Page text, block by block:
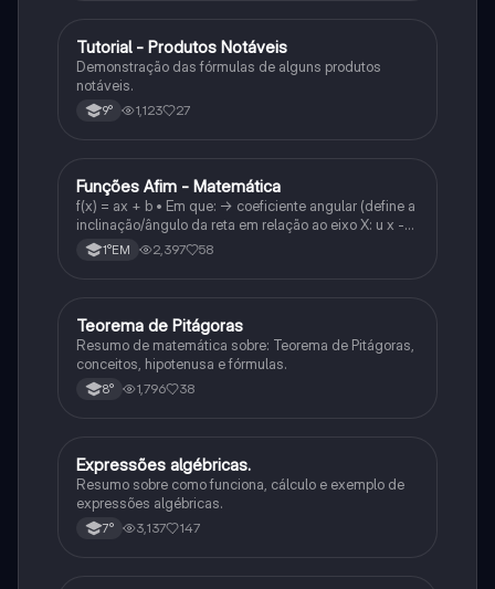
Matematica
Tutorial - Produtos Notáveis
Demonstração das fórmulas de alguns produtos
notáveis.
9° 1,123 27
Matematica
Funções Afim - Matemática
f(x) = ax + b • Em que: -> coeficiente angular (define a
inclinação/ângulo da reta em relação ao eixo X: u x -
variável: a b → coeficiente linear (valor que corta o
eixo y).
1°EM 2,397 58
Matematica
Teorema de Pitágoras
Resumo de matemática sobre: Teorema de Pitágoras,
conceitos, hipotenusa e fórmulas.
8° 1,796 38
Matematica
Expressões algébricas.
Resumo sobre como funciona, cálculo e exemplo de
expressões algébricas.
7° 3,137 147